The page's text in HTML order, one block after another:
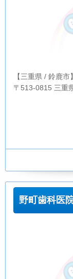
【三重県 / 鈴鹿市】
〒513-0815 三重
野町歯科医